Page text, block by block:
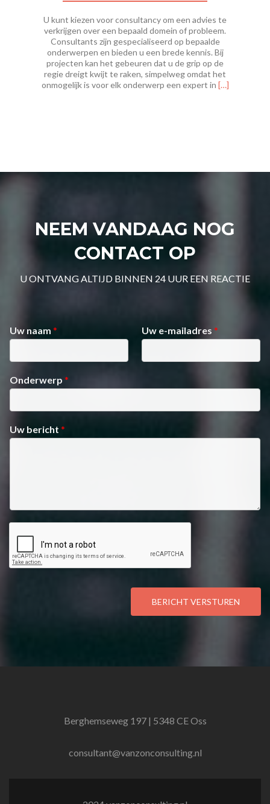
U kunt kiezen voor consultancy om een advies te
verkrijgen over een bepaald domein of probleem.
Consultants zijn gespecialiseerd op bepaalde
onderwerpen en bieden u een brede kennis. Bij
projecten kan het gebeuren dat u de grip op de
regie dreigt kwijt te raken, simpelweg omdat het
onmogelijk is voor elk onderwerp een expert in Lees
[…]
NEEM VANDAAG NOG
CONTACT OP
U ONTVANG ALTIJD BINNEN 24 UUR EEN REACTIE
Uw naam * Uw e-mailadres *
Onderwerp *
Uw bericht *
BERICHT VERSTUREN
Berghemseweg 197 | 5348 CE Oss
consultant@vanzonconsulting.nl